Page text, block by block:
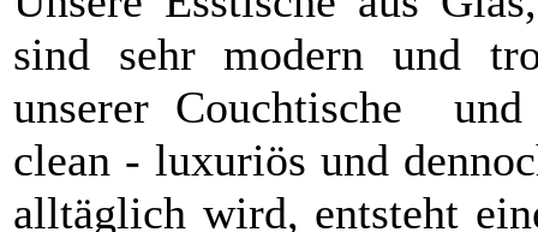
sind sehr modern und
unserer Couchtische
clean - luxuriös und
alltäglich wird, entsteht